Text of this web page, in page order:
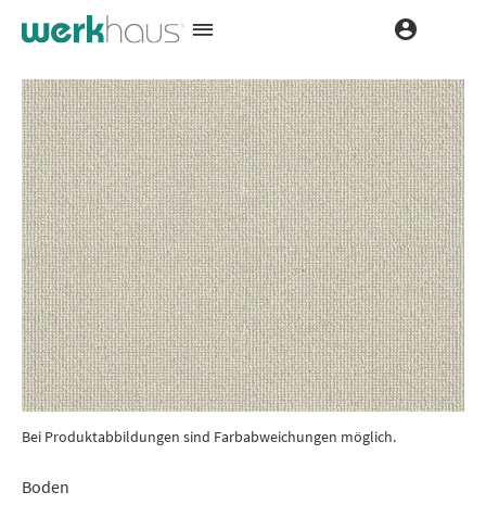
Bei Produktabbildungen sind Farbabweichungen möglich.
Boden